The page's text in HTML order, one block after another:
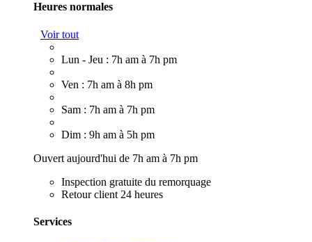
Heures normales
Voir tout
Lun - Jeu : 7h am à 7h pm
Ven : 7h am à 8h pm
Sam : 7h am à 7h pm
Dim : 9h am à 5h pm
Ouvert aujourd'hui de 7h am à 7h pm
Inspection gratuite du remorquage
Retour client 24 heures
Services